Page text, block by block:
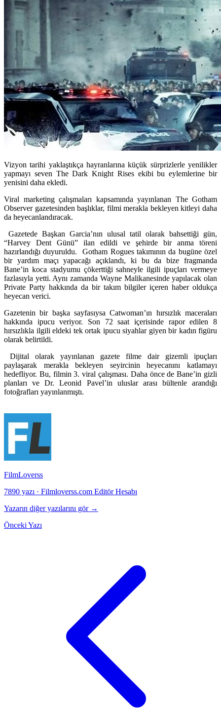
Vizyon tarihi yaklaştıkça hayranlarına küçük sürprizlerle yenilikler
yapmayı seven The Dark Knight Rises ekibi bu eylemlerine bir
yenisini daha ekledi.
Viral marketing çalışmaları kapsamında yayınlanan The Gotham
Observer gazetesinden başlıklar, filmi merakla bekleyen kitleyi daha
da heyecanlandıracak.
Gazetede Başkan Garcia’nın ulusal tatil olarak bahsettiği gün,
“Harvey Dent Günü” ilan edildi ve şehirde bir anma töreni
hazırlandığı duyuruldu. Gotham Rogues takımının da bugüne özel
bir yardım maçı yapacağı açıklandı, ki bu da bize fragmanda
Bane’in koca stadyumu çökerttiği sahneyle ilgili ipuçları vermeye
fazlasıyla yetti. Aynı zamanda Wayne Malikanesinde yapılacak olan
Private Party hakkında da bir takım bilgiler içeren haber oldukça
heyecan verici.
Gazetenin bir başka sayfasıysa Catwoman’ın hırsızlık maceraları
hakkında ipucu veriyor. Son 72 saat içerisinde rapor edilen 8
hırsızlıkla ilgili eldeki tek ortak ipucu siyahlar giyen bir kadın figüru
olarak belirtildi.
Dijital olarak yayınlanan gazete filme dair gizemli ipuçları
paylaşarak merakla bekleyen seyircinin heyecanını katlamayı
hedefliyor. Bu, filmin 3. viral çalışması. Daha önce de Bane’in gizli
planları ve Dr. Leonid Pavel’in uluslar arası bültenle arandığı
fotoğrafları yayınlanmıştı.
FilmLoverss
7890 yazı · Filmloverss.com Editör Hesabı
Yazarın diğer yazılarını gör →
Önceki Yazı